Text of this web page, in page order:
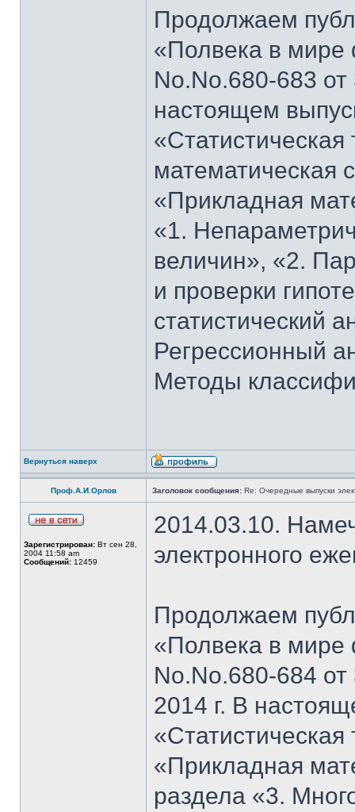
Продолжаем
«Полвека в мире
No.No.680-683
настоящем
«Статистическая
математическая
«Прикладная
«1.
величин», «2.
и проверки
статистический
Регрессионный
Методы
Вернуться наверх
Проф.А.И.Орлов Заголовок сообщения: Re: Очередные выпуски
Зарегистрирован: Вт сен 28,
2004 11:58 am
Сообщений: 12459
2014.03.10.
электронного
Продолжаем
«Полвека в мире
No.No.680-684
2014 г. В
«Прикладная
раздела «3.